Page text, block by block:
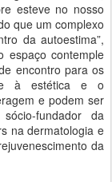
esteve no nosso
que um complexo
da autoestima”,
espaço contemple
encontro para os
à estética e o
e podem ser
fundador da
na dermatologia e
da